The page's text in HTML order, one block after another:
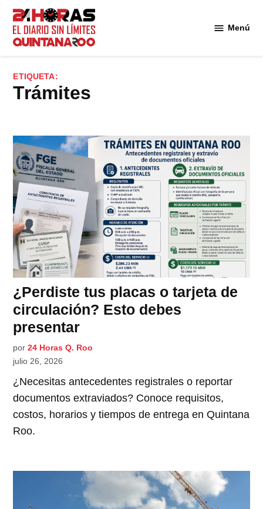
Saltar
contenido
Menú
ETIQUETA:
trámites
¿Perdiste tus placas o tarjeta de
circulación? Esto debes
presentar
por 24 Horas Q. Roo
julio 26, 2026
¿Necesitas antecedentes registrales o reportar
documentos extraviados? Conoce requisitos,
costos, horarios y tiempos de entrega en Quintana
Roo.